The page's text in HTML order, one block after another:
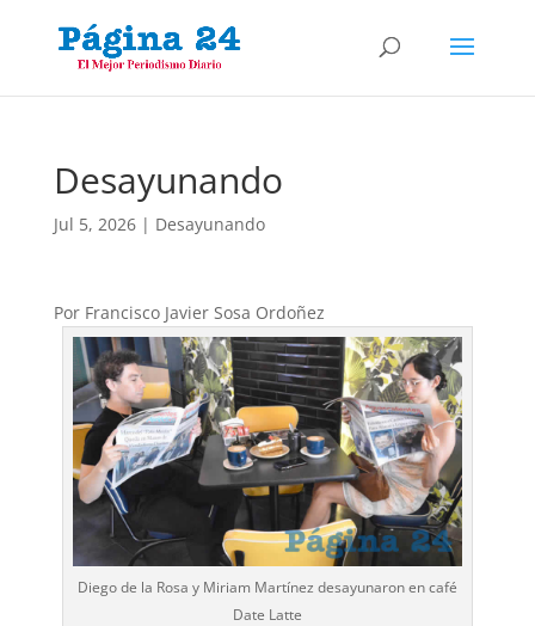
Desayunando
Jul 5, 2026| Desayunando
Por Francisco Javier Sosa Ordoñez
Diego de la Rosa y Miriam Martínez desayunaron en café
Date Latte